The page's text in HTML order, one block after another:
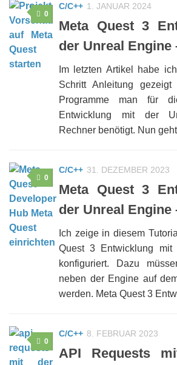
0
C/C++ 1. JANUAR 2024
Meta Quest 3
der Unreal Engine
Im letzten Artikel habe
Schritt Anleitung
Programme man für
Entwicklung mit der
Rechner benötigt. Nun
0
C/C++ 31. DEZEMBER 2023
Meta Quest 3
der Unreal Engine
Ich zeige in diesem
Quest 3 Entwicklung
konfiguriert. Dazu
neben der Engine auf
werden. Meta Quest 3
0
C/C++ 8. FEBRUAR 2023
API Requests